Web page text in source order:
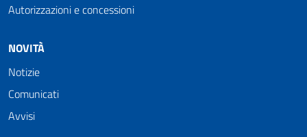
Autorizzazioni e concessioni
NOVITÀ
Notizie
Comunicati
Avvisi